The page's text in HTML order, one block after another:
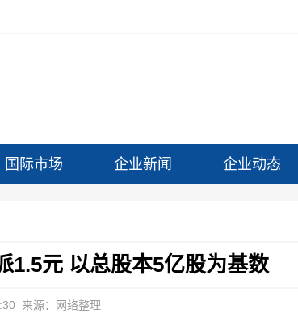
国际市场 企业新闻 企业动态
1.5元 以总股本5亿股为基数
来源：网络整理